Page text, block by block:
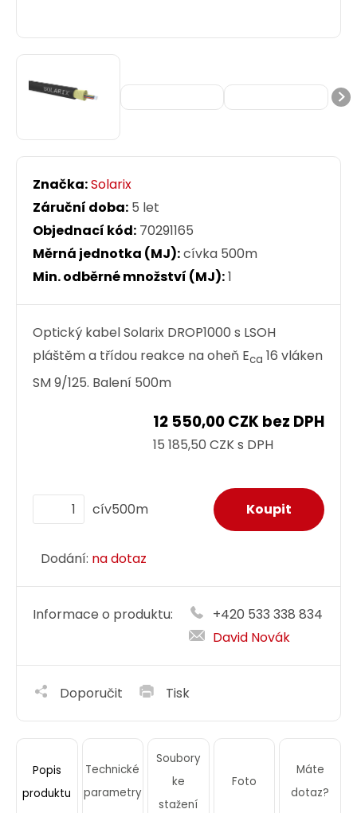
Značka:Solarix
Záruční doba: 5 let
Objednací kód: 70291165
Měrná jednotka (MJ):cívka 500m
Min. odběrné množství (MJ):1
Optický kabel Solarix DROP1000 s LSOH
pláštěm a třídou reakce na oheň Eca 16 vláken
SM 9/125. Balení 500m
12 550,00 CZK bez DPH
15 185,50 CZK s DPH
cív500m
Dodání: na dotaz
Informace o produktu:
+420 533 338 834
David Novák
Doporučit Tisk
Popis
produktu
Technické
parametry
Soubory
ke
stažení
Foto
Máte
dotaz?